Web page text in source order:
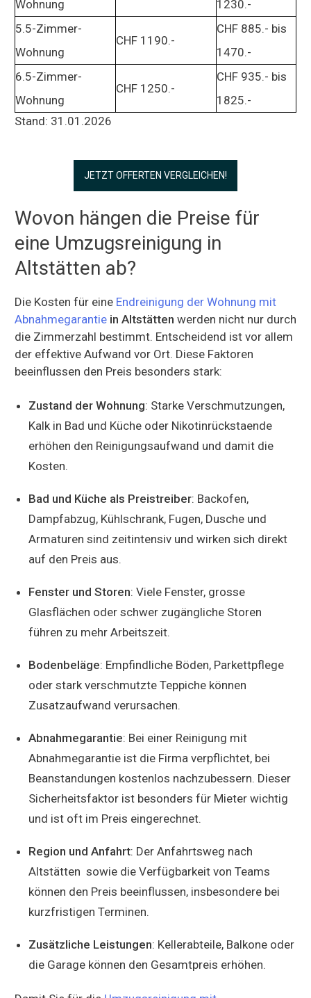
Wohnung
1230.-
5.5-Zimmer-
Wohnung
CHF 1190.-
CHF 885.- bis
1470.-
6.5-Zimmer-
Wohnung
CHF 1250.-
CHF 935.- bis
1825.-
Stand: 31.01.2026
JETZT OFFERTEN VERGLEICHEN!
Wovon hängen die Preise für
eine Umzugsreinigung in
Altstätten ab?
Die Kosten für eine Endreinigung der Wohnung mit
Abnahmegarantie in Altstätten werden nicht nur durch
die Zimmerzahl bestimmt. Entscheidend ist vor allem
der effektive Aufwand vor Ort. Diese Faktoren
beeinflussen den Preis besonders stark:
Zustand der Wohnung: Starke Verschmutzungen,
Kalk in Bad und Küche oder Nikotinrückstaende
erhöhen den Reinigungsaufwand und damit die
Kosten.
Bad und Küche als Preistreiber: Backofen,
Dampfabzug, Kühlschrank, Fugen, Dusche und
Armaturen sind zeitintensiv und wirken sich direkt
auf den Preis aus.
Fenster und Storen: Viele Fenster, grosse
Glasflächen oder schwer zugängliche Storen
führen zu mehr Arbeitszeit.
Bodenbeläge: Empfindliche Böden, Parkettpflege
oder stark verschmutzte Teppiche können
Zusatzaufwand verursachen.
Abnahmegarantie: Bei einer Reinigung mit
Abnahmegarantie ist die Firma verpflichtet, bei
Beanstandungen kostenlos nachzubessern. Dieser
Sicherheitsfaktor ist besonders für Mieter wichtig
und ist oft im Preis eingerechnet.
Region und Anfahrt: Der Anfahrtsweg nach
Altstätten sowie die Verfügbarkeit von Teams
können den Preis beeinflussen, insbesondere bei
kurzfristigen Terminen.
Zusätzliche Leistungen: Kellerabteile, Balkone oder
die Garage können den Gesamtpreis erhöhen.